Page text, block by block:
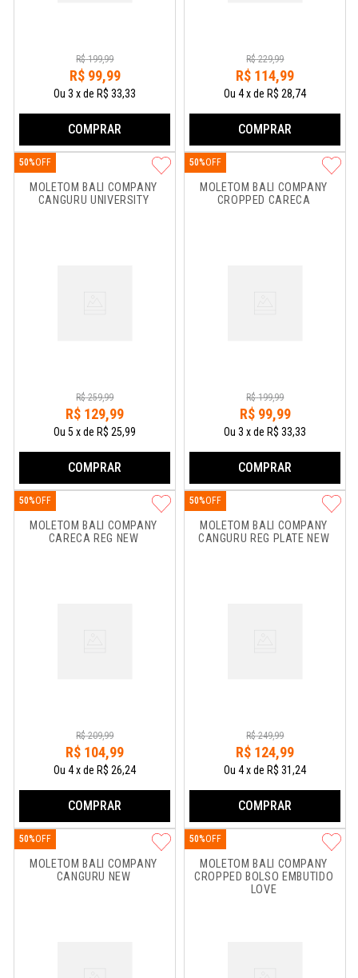
R$ 199,99
R$ 99,99
Ou3 xde R$ 33,33
COMPRAR
R$ 229,99
R$ 114,99
Ou4xde R$ 28,74
COMPRAR
MOLETOM BALI COMPANY
CANGURU UNIVERSITY
50%
R$ 259,99
R$ 129,99
Ou5 xde R$ 25,99
COMPRAR
MOLETOM BALI COMPANY
CROPPED CARECA
50%
R$ 199,99
R$ 99,99
Ou3 xde R$ 33,33
COMPRAR
MOLETOM BALI COMPANY
CARECA REG NEW
50%
R$ 209,99
R$ 104,99
Ou4xde R$ 26,24
COMPRAR
MOLETOM BALI COMPANY
CANGURU REG PLATE NEW
50%
R$ 249,99
R$ 124,99
Ou4xde R$ 31,24
COMPRAR
MOLETOM BALI COMPANY
CANGURU NEW
50%
MOLETOM BALI COMPANY
CROPPED BOLSO EMBUTIDO
LOVE
50%